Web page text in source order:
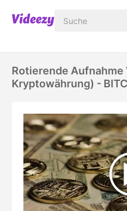
Rotierende
Kryptowährung) -